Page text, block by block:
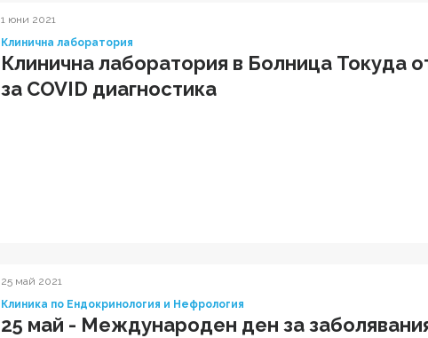
1 юни 2021
Клинична лаборатория
Клинична лаборатория в Болница Токуда
за COVID диагностика
25 май 2021
Клиника по Ендокринология и Нефрология
25 май - Международен ден за